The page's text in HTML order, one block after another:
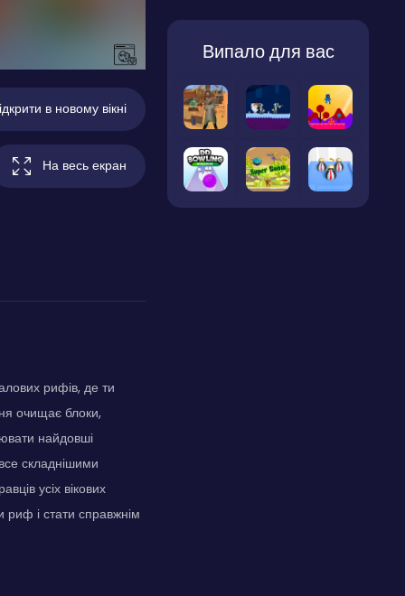
в новому вікні
На весь екран
рифів, де ти
очищає блоки,
найдовші
складнішими
усіх вікових
риф і стати справжнім
Випало для вас